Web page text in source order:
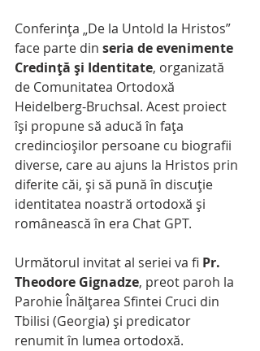
Conferința „De la Untold la Hristos”
face parte din seria de evenimente
Credință și Identitate, organizată
de Comunitatea Ortodoxă
Heidelberg-Bruchsal. Acest proiect
își propune să aducă în fața
credincioșilor persoane cu biografii
diverse, care au ajuns la Hristos prin
diferite căi, și să pună în discuție
identitatea noastră ortodoxă și
românească în era Chat GPT.
Următorul invitat al seriei va fi Pr.
Theodore Gignadze, preot paroh la
Parohie Înălțarea Sfintei Cruci din
Tbilisi (Georgia) și predicator
renumit în lumea ortodoxă.